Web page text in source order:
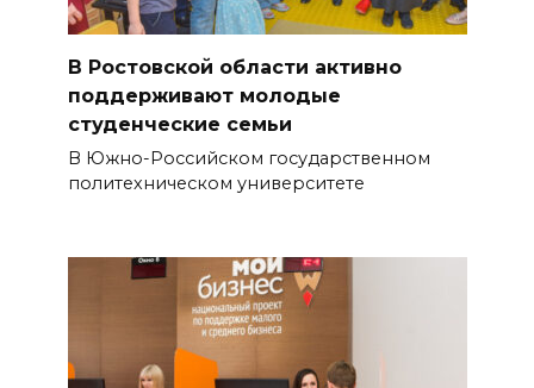
В Ростовской области активно
поддерживают молодые
студенческие семьи
В Южно-Российском государственном
политехническом университете